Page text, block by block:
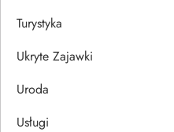
Turystyka
Ukryte Zajawki
Uroda
Usługi